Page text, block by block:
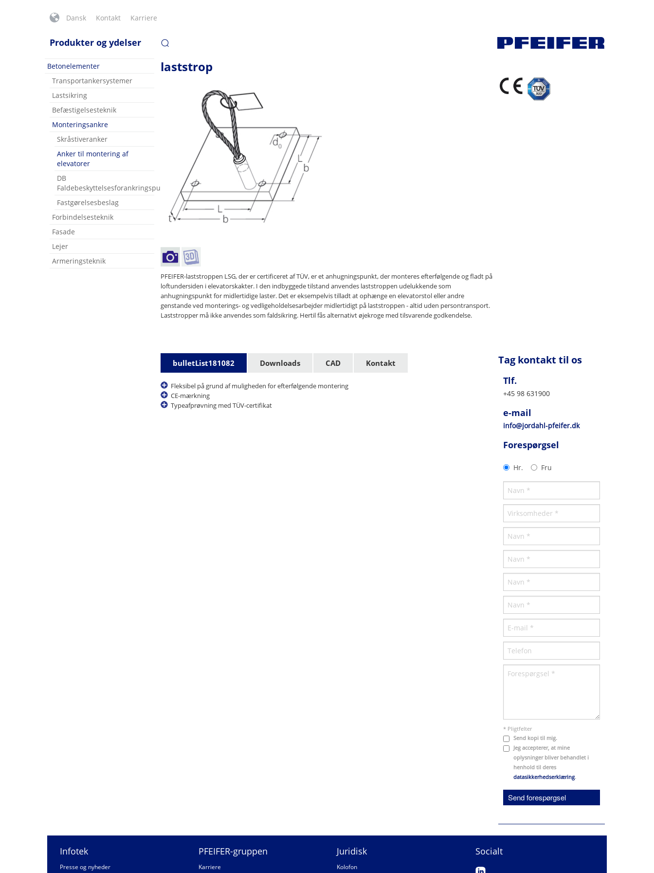
Dansk Kontakt Karriere
Produkter og ydelser
Betonelementer
Transportankersystemer
Lastsikring
Befæstigelsesteknik
Monteringsankre
Skråstiveranker
Anker til montering af
elevatorer
DB
Faldebeskyttelsesforankringspunkt
Fastgørelsesbeslag
Forbindelsesteknik
Fasade
Lejer
Armeringsteknik
laststrop
PFEIFER-laststroppen LSG, der er certificeret af TÜV, er et anhugningspunkt, der monteres efterfølgende og fladt på
loftundersiden i elevatorskakter. I den indbyggede tilstand anvendes laststroppen udelukkende som
anhugningspunkt for midlertidige laster. Det er eksempelvis tilladt at ophænge en elevatorstol eller andre
genstande ved monterings- og vedligeholdelsesarbejder midlertidigt på laststroppen - altid uden persontransport.
Laststropper må ikke anvendes som faldsikring. Hertil fås alternativt øjekroge med tilsvarende godkendelse.
bulletList181082 Downloads CAD Kontakt
Fleksibel på grund af muligheden for efterfølgende montering
CE-mærkning
Typeafprøvning med TÜV-certifikat
Tag kontakt til os
Tlf.
+45 98 631900
e-mail
info@jordahl-pfeifer.dk
Forespørgsel
Hr. Fru
* Pligtfelter
Send kopi til mig.
Jeg accepterer, at mine
oplysninger bliver behandlet i
henhold til deres
datasikkerhedserklæring.
Send forespørgsel
Infotek
Presse og nyheder
PFEIFER-gruppen
Karriere
Juridisk
Kolofon
Socialt